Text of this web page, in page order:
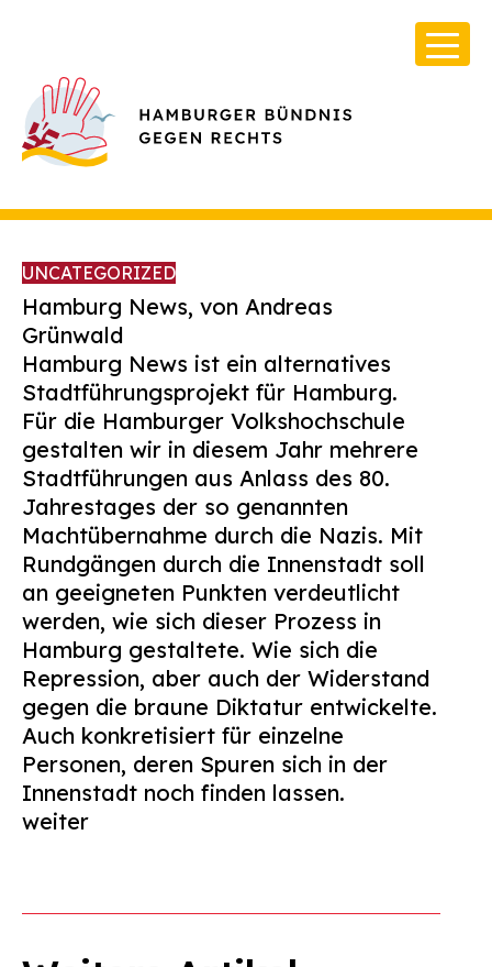
Über Uns
Infos & Broschüren
Archiv
Kontakt
Suchen
nach:
UNCATEGORIZED
Hamburg News, von Andreas
Grünwald
Hamburg News ist ein alternatives
Stadtführungsprojekt für Hamburg.
Für die Hamburger Volkshochschule
gestalten wir in diesem Jahr mehrere
Stadtführungen aus Anlass des 80.
Jahrestages der so genannten
Machtübernahme durch die Nazis. Mit
Rundgängen durch die Innenstadt soll
an geeigneten Punkten verdeutlicht
werden, wie sich dieser Prozess in
Hamburg gestaltete. Wie sich die
Repression, aber auch der Widerstand
gegen die braune Diktatur entwickelte.
Auch konkretisiert für einzelne
Personen, deren Spuren sich in der
Innenstadt noch finden lassen.
weiter